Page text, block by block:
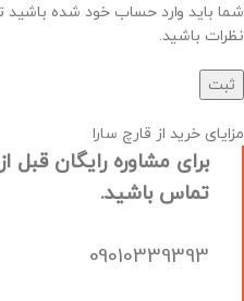
شما باید وارد حساب خود شده باشید
نظرات باشید.
مزایای خرید از قارچ سارا
برای مشاوره رایگان قبل
تماس باشید.
09010339393